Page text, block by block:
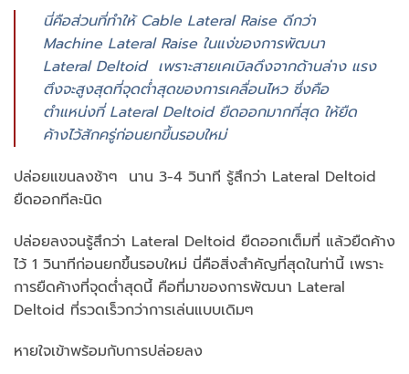
นี่คือส่วนที่ทำให้ Cable Lateral Raise ดีกว่า
Machine Lateral Raise ในแง่ของการพัฒนา
Lateral Deltoid เพราะสายเคเบิลดึงจากด้านล่าง แรง
ตึงจะสูงสุดที่จุดต่ำสุดของการเคลื่อนไหว ซึ่งคือ
ตำแหน่งที่ Lateral Deltoid ยืดออกมากที่สุด ให้ยืด
ค้างไว้สักครู่ก่อนยกขึ้นรอบใหม่
ปล่อยแขนลงช้าๆ นาน 3-4 วินาที รู้สึกว่า Lateral Deltoid
ยืดออกทีละนิด
ปล่อยลงจนรู้สึกว่า Lateral Deltoid ยืดออกเต็มที่ แล้วยืดค้าง
ไว้ 1 วินาทีก่อนยกขึ้นรอบใหม่ นี่คือสิ่งสำคัญที่สุดในท่านี้ เพราะ
การยืดค้างที่จุดต่ำสุดนี้ คือที่มาของการพัฒนา Lateral
Deltoid ที่รวดเร็วกว่าการเล่นแบบเดิมๆ
หายใจเข้าพร้อมกับการปล่อยลง